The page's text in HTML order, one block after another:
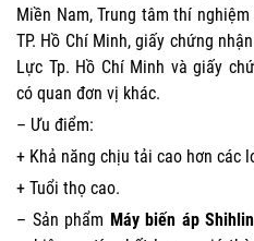
Miền Nam, Trung tâm thí
TP. Hồ Chí Minh, giấy chứng
Lực Tp. Hồ Chí Minh và giấy
có quan đơn vị khác.
– Ưu điểm:
+ Khả năng chịu tải cao hơn các
+ Tuổi thọ cao.
– Sản phẩm Máy biến áp